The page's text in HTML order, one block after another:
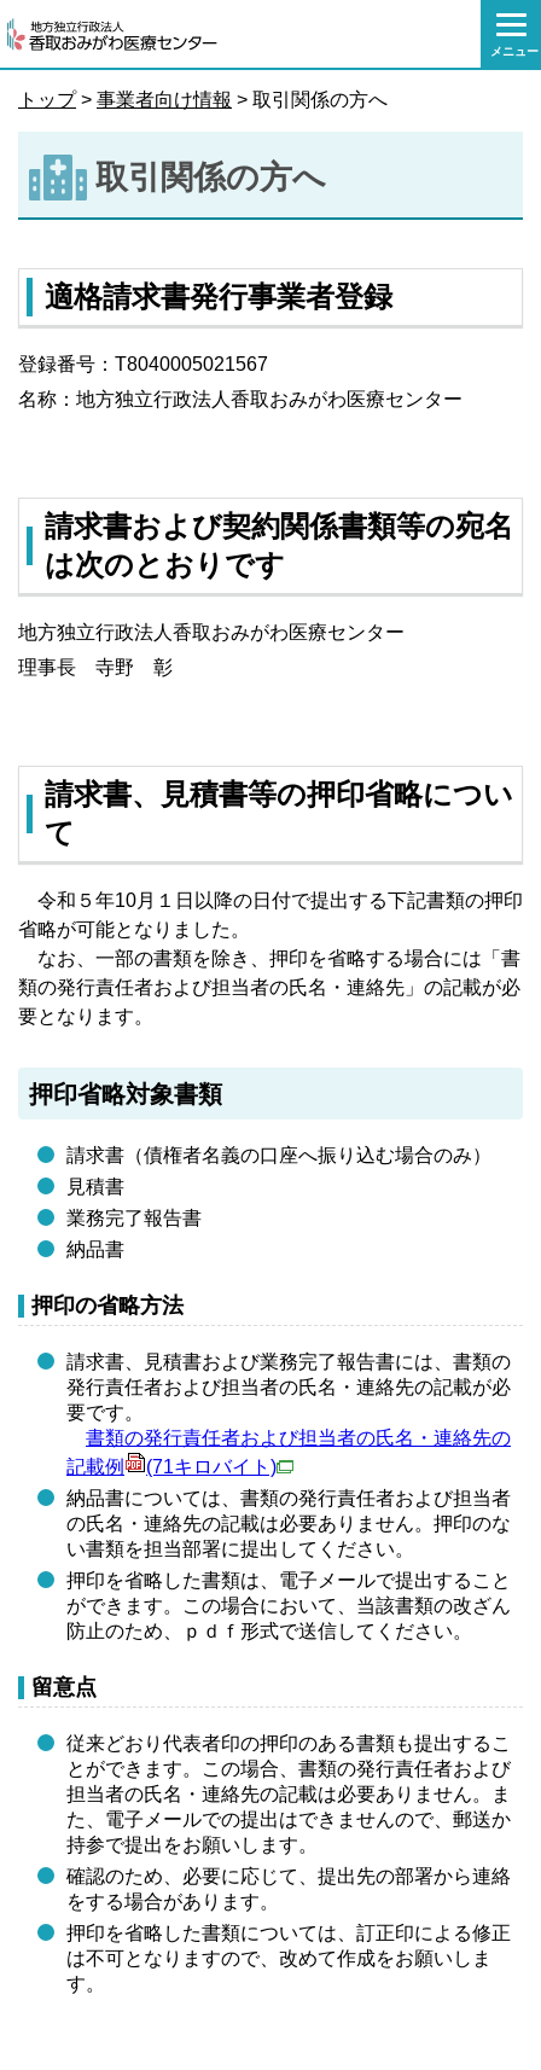
メニュー
文
動
トップ> 事業者向け情報 > 取引関係の方へ
取引関係の方へ
適格請求書発行事業者登録
登録番号：T8040005021567
名称：地方独立行政法人香取おみがわ医療センター
請求書および契約関係書類等の宛名
は次のとおりです
地方独立行政法人香取おみがわ医療センター
理事長 寺野 彰
請求書、見積書等の押印省略につい
て
令和５年10月１日以降の日付で提出する下記書類の押印
省略が可能となりました。
なお、一部の書類を除き、押印を省略する場合には「書
類の発行責任者および担当者の氏名・連絡先」の記載が必
要となります。
押印省略対象書類
請求書（債権者名義の口座へ振り込む場合のみ）
見積書
業務完了報告書
納品書
押印の省略方法
請求書、見積書および業務完了報告書には、書類の
発行責任者および担当者の氏名・連絡先の記載が必
要です。
書類の発行責任者および担当者の氏名・連絡先の
記載例
(71キロバイト)
納品書については、書類の発行責任者および担当者
の氏名・連絡先の記載は必要ありません。押印のな
い書類を担当部署に提出してください。
押印を省略した書類は、電子メールで提出すること
ができます。この場合において、当該書類の改ざん
防止のため、ｐｄｆ形式で送信してください。
留意点
従来どおり代表者印の押印のある書類も提出するこ
とができます。この場合、書類の発行責任者および
担当者の氏名・連絡先の記載は必要ありません。ま
た、電子メールでの提出はできませんので、郵送か
持参で提出をお願いします。
確認のため、必要に応じて、提出先の部署から連絡
をする場合があります。
押印を省略した書類については、訂正印による修正
は不可となりますので、改めて作成をお願いしま
す。